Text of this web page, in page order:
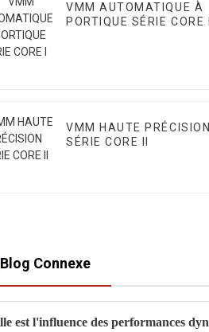
VMM AUTOMATIQUE À
PORTIQUE SÉRIE CORE I
VMM HAUTE PRÉCISION
SÉRIE CORE II
Blog Connexe